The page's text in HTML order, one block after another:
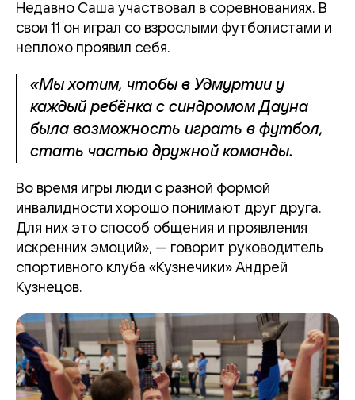
Недавно Саша участвовал в соревнованиях. В
свои 11 он играл со взрослыми футболистами и
неплохо проявил себя.
«Мы хотим, чтобы в Удмуртии у
каждый ребёнка с синдромом Дауна
была возможность играть в футбол,
стать частью дружной команды.
Во время игры люди с разной формой
инвалидности хорошо понимают друг друга.
Для них это способ общения и проявления
искренних эмоций», — говорит руководитель
спортивного клуба «Кузнечики» Андрей
Кузнецов.